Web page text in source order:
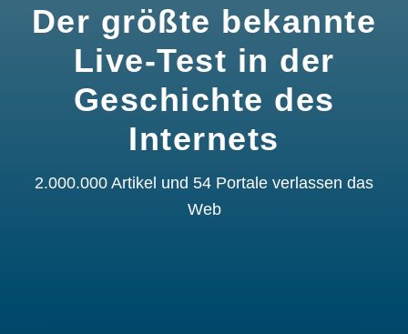
Der größte bekannte
Live-Test in der
Geschichte des
Internets
2.000.000 Artikel und 54 Portale verlassen das
Web